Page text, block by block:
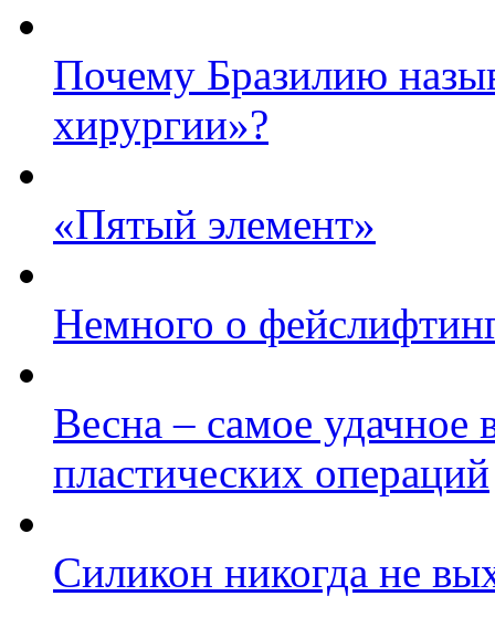
Почему Бразилию
хирургии»?
«Пятый элемент»
Немного о
Весна – самое удачное
пластических операций
Силикон никогда не